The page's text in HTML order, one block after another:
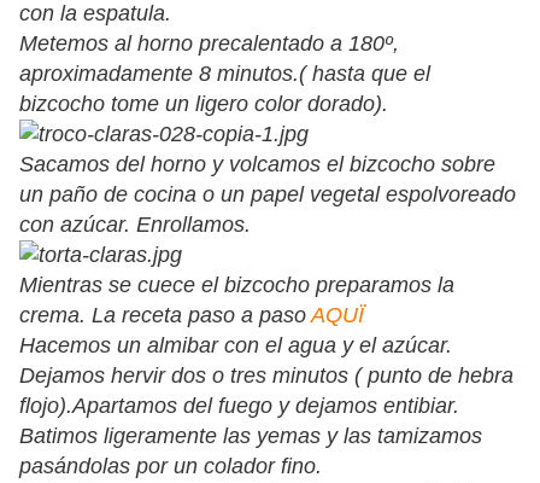
con la espatula.
Metemos al horno precalentado a 180º,
aproximadamente 8 minutos.( hasta que el
bizcocho tome un ligero color dorado).
Sacamos del horno y volcamos el bizcocho sobre
un paño de cocina o un papel vegetal espolvoreado
con azúcar. Enrollamos.
Mientras se cuece el bizcocho preparamos la
crema. La receta paso a pasoAQUÏ
Hacemos un almibar con el agua y el azúcar.
Dejamos hervir dos o tres minutos ( punto de hebra
flojo).Apartamos del fuego y dejamos entibiar.
Batimos ligeramente las yemas y las tamizamos
pasándolas por un colador fino.